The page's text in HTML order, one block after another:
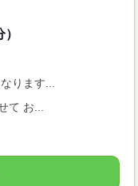
ります...
て お...